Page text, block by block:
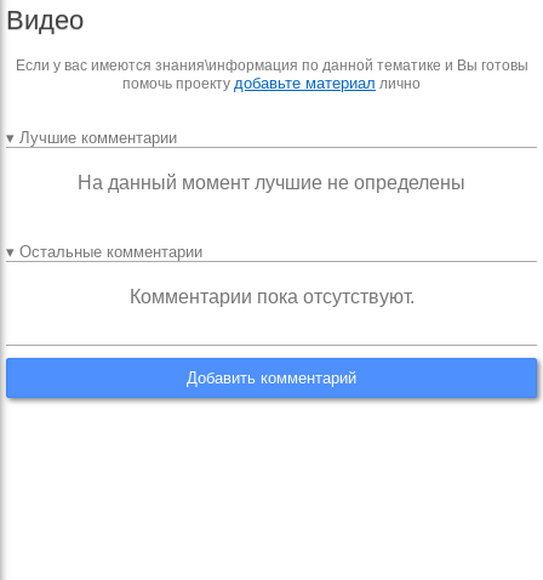
Видео
Если у вас имеются знания\информация по данной тематике и Вы готовы
помочь проекту добавьте материал лично
▾ Лучшие комментарии
На данный момент лучшие не определены
▾ Остальные комментарии
Комментарии пока отсутствуют.
Добавить комментарий